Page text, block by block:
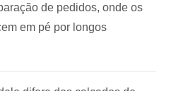
de pedidos, onde os
em pé por longos